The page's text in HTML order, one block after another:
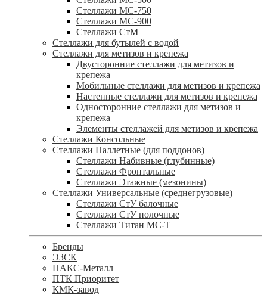
Стеллажи МС-750
Стеллажи МС-900
Стеллажи СтМ
Стеллажи для бутылей с водой
Стеллажи для метизов и крепежа
Двусторонние стеллажи для метизов и
крепежа
Мобильные стеллажи для метизов и крепежа
Настенные стеллажи для метизов и крепежа
Односторонние стеллажи для метизов и
крепежа
Элементы стеллажей для метизов и крепежа
Стеллажи Консольные
Стеллажи Паллетные (для поддонов)
Стеллажи Набивные (глубинные)
Стеллажи Фронтальные
Стеллажи Этажные (мезонины)
Стеллажи Универсальные (среднегрузовые)
Стеллажи СтУ балочные
Стеллажи СтУ полочные
Стеллажи Титан МС-Т
Бренды
ЭЗСК
ПАКС-Металл
ПТК Приоритет
КМК-завод